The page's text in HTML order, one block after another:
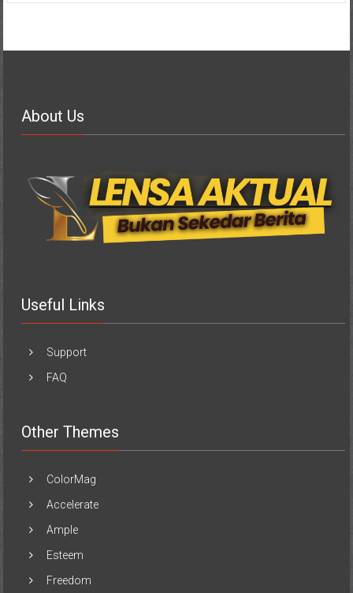
About Us
Useful Links
Support
FAQ
Other Themes
ColorMag
Accelerate
Ample
Esteem
Freedom